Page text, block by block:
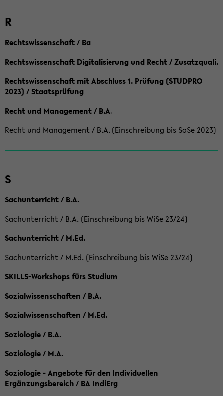
R
Rechtswissenschaft / Ba
Rechtswissenschaft Digitalisierung und Recht / Zusatzquali.
Rechtswissenschaft mit Abschluss 1. Prüfung (STUDPRO
2023) / Staatsprüfung
Recht und Management / B.A.
Recht und Management / B.A. (Einschreibung bis SoSe 2023)
S
Sachunterricht / B.A.
Sachunterricht / B.A. (Einschreibung bis WiSe 23/24)
Sachunterricht / M.Ed.
Sachunterricht / M.Ed. (Einschreibung bis WiSe 23/24)
SKILLS-Workshops fürs Studium
Sozialwissenschaften / B.A.
Sozialwissenschaften / M.Ed.
Soziologie / B.A.
Soziologie / M.A.
Soziologie - Angebote für den Individuellen
Ergänzungsbereich / BA IndiErg